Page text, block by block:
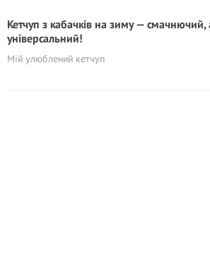
Кетчуп з кабачків на зиму —
універсальний!
Мій улюблений кетчуп